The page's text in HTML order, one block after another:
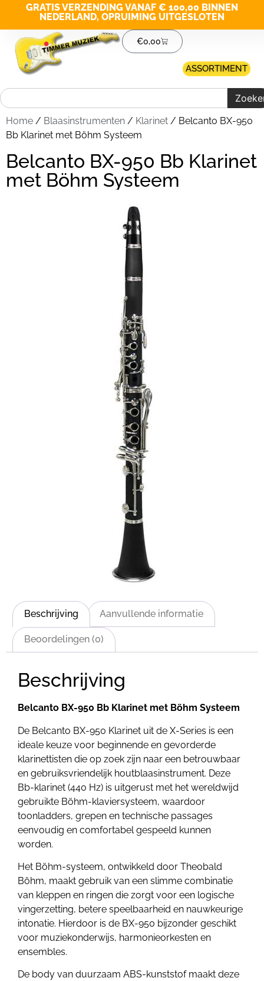
GRATIS VERZENDING VANAF € 100,00 BINNEN
NEDERLAND, OPRUIMING UITGESLOTEN
€0,00
ASSORTIMENT
Home / Blaasinstrumenten / Klarinet / Belcanto BX-950
Bb Klarinet met Böhm Systeem
Belcanto BX-950 Bb Klarinet
met Böhm Systeem
Beschrijving Aanvullende informatie
Beoordelingen (0)
Beschrijving
Belcanto BX-950 Bb Klarinet met Böhm Systeem
De Belcanto BX-950 Klarinet uit de X-Series is een
ideale keuze voor beginnende en gevorderde
klarinettisten die op zoek zijn naar een betrouwbaar
en gebruiksvriendelijk houtblaasinstrument. Deze
Bb-klarinet (440 Hz) is uitgerust met het wereldwijd
gebruikte Böhm-klaviersysteem, waardoor
toonladders, grepen en technische passages
eenvoudig en comfortabel gespeeld kunnen
worden.
Het Böhm-systeem, ontwikkeld door Theobald
Böhm, maakt gebruik van een slimme combinatie
van kleppen en ringen die zorgt voor een logische
vingerzetting, betere speelbaarheid en nauwkeurige
intonatie. Hierdoor is de BX-950 bijzonder geschikt
voor muziekonderwijs, harmonieorkesten en
ensembles.
De body van duurzaam ABS-kunststof maakt deze